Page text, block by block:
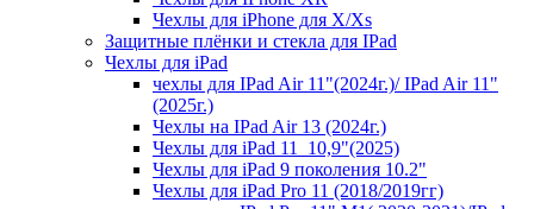
Чехлы для iPhone для X/Xs
Защитные плёнки и стекла для IPad
Чехлы для iPad
чехлы для IPad Air 11"(2024г.)/ IPad Air 11"
(2025г.)
Чехлы на IPad Air 13 (2024г.)
Чехлы для iPad 11_10,9"(2025)
Чехлы для iPad 9 поколения 10.2"
Чехлы для iPad Pro 11 (2018/2019гг)